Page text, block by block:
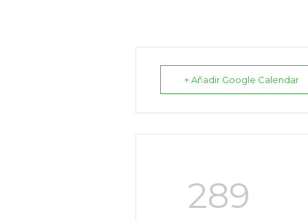
+ Añadir Google Calendar
289